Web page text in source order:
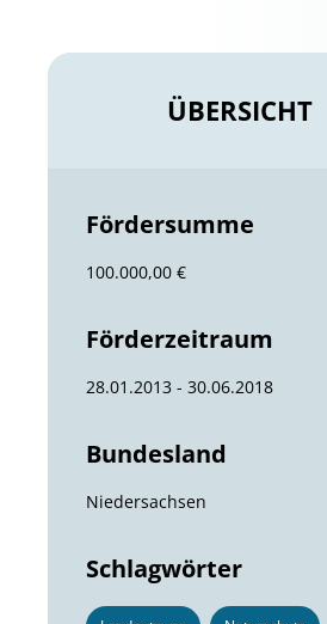
ÜBERSICHT
Fördersumme
100.000,00 €
Förderzeitraum
28.01.2013 - 30.06.2018
Bundesland
Niedersachsen
Schlagwörter